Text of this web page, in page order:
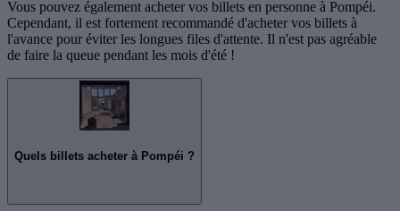
Vous pouvez également acheter vos billets en personne à Pompéi.
Cependant, il est fortement recommandé d'acheter vos billets à
l'avance pour éviter les longues files d'attente. Il n'est pas agréable
de faire la queue pendant les mois d'été !
Quels billets acheter à Pompéi ?